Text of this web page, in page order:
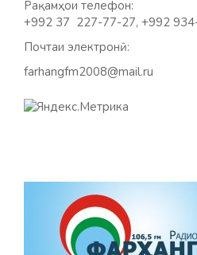
Рақамҳои телефон:
+992 37 227-77-27, +992
Почтаи электронӣ:
farhangfm2008@mail.ru